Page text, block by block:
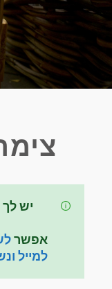
יש
אפשר
למייל